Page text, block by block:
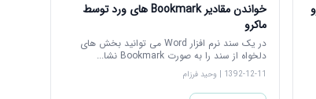
خواندن مقادیر Bookmark های ورد توسط
ماکرو
در یک سند نرم افزار Word می توانید بخش های
دلخواه از سند را به صورت Bookmark نشا...
1392-12-11 | وحید فرزام